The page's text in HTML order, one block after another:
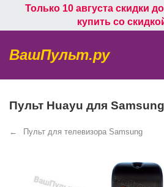
Только 10 августа скидки
купить со
ВашПульт.ру
Пульт Huayu для
Пульт для телевизора Samsung